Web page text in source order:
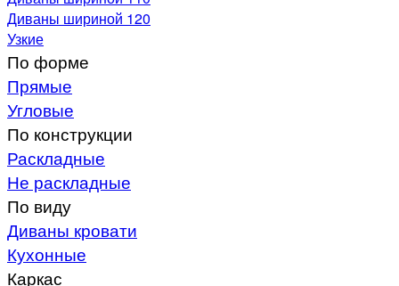
Диваны шириной 120
Узкие
По форме
Прямые
Угловые
По конструкции
Раскладные
Не раскладные
По виду
Диваны кровати
Кухонные
Каркас